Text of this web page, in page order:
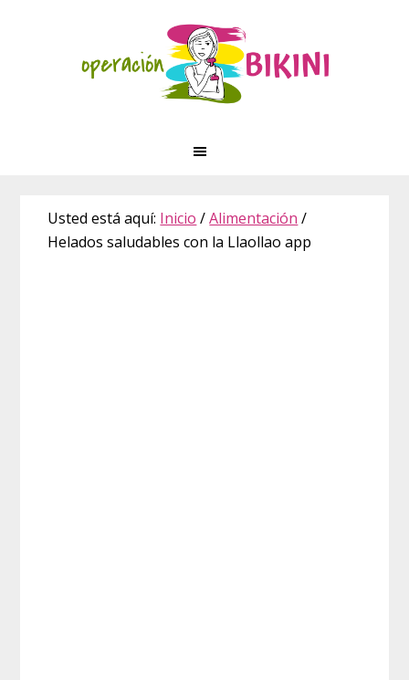
Usted está aquí: Inicio /Alimentación /
Helados saludables con la Llaollao app